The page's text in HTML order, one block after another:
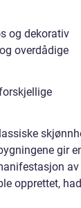
og dekorativ
overdådige
gir
av
opprettet,